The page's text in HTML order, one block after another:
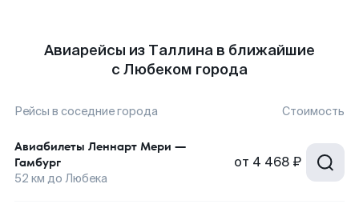
Авиарейсы из Таллина в ближайшие
с Любеком города
Рейсы в соседние города Стоимость
Авиабилеты Леннарт Мери —
Гамбург
52 км до Любека
от 4 468 ₽